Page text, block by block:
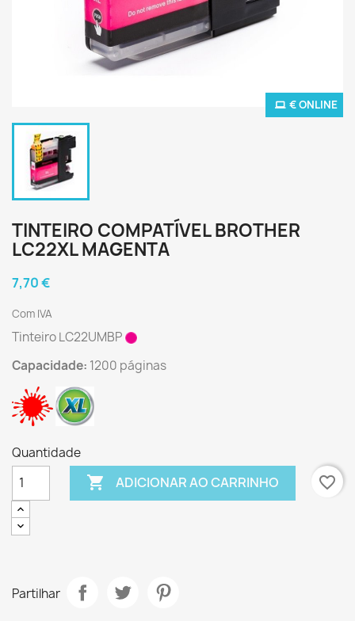
€ ONLINE
TINTEIRO COMPATÍVEL BROTHER
LC22XL MAGENTA
7,70 €
Com IVA
Tinteiro LC22UMBP
Capacidade: 1200 páginas
Quantidade
 ADICIONAR AO CARRINHO favorite_border
Partilhar